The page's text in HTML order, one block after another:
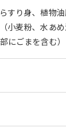
すり身、植物
小麦粉、水あ
にごまを含む）